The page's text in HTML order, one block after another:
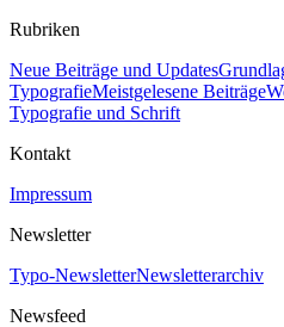
Rubriken
Neue Beiträge und Updates
TypografieMeistgelesene Beiträge
Typografie und Schrift
Kontakt
Impressum
Newsletter
Typo-NewsletterNewsletterarchiv
Newsfeed